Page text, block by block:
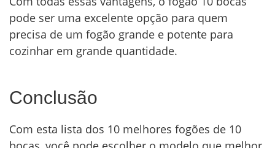
pode ser uma excelente opção para quem
precisa de um fogão grande e potente para
cozinhar em grande quantidade.
Conclusão
Com esta lista dos 10 melhores fogões de 10